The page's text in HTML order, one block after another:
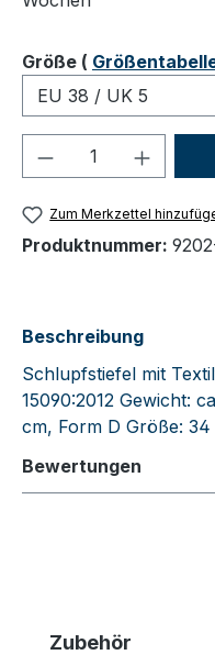
Größeauswählen
(
Produkt
Zum Merkzettel
Produktnummer:
Beschreibung
Schlupfstiefel mit
15090:2012 Gewicht:
cm, Form D Größe:
Bewertungen
Produktgalerie
Zubehör